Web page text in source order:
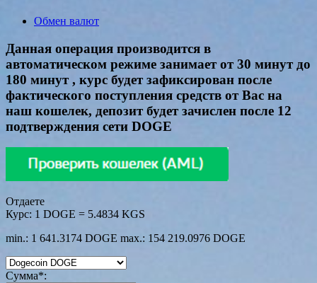
Обмен валют
Данная операция производится в
автоматическом режиме занимает от 30 минут до
180 минут , курс будет зафиксирован после
фактического поступления средств от Вас на
наш кошелек, депозит будет зачислен после 12
подтверждения сети DOGE
Отдаете
Курс: 1 DOGE = 5.4834 KGS
min.: 1 641.3174 DOGE max.: 154 219.0976 DOGE
Сумма*: